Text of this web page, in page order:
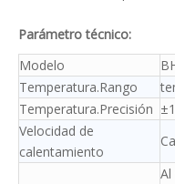
Parámetro técnico:
Modelo
Temperatura.Rango
Temperatura.Precisión
Velocidad de
calentamiento
Al